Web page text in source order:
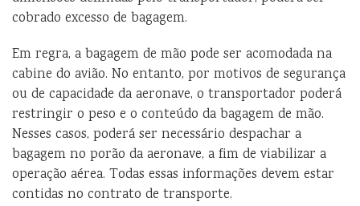
cobrado excesso de bagagem.
Em regra, a bagagem de mão pode ser acomodada na
cabine do avião. No entanto, por motivos de segurança
ou de capacidade da aeronave, o transportador poderá
restringir o peso e o conteúdo da bagagem de mão.
Nesses casos, poderá ser necessário despachar a
bagagem no porão da aeronave, a fim de viabilizar a
operação aérea. Todas essas informações devem estar
contidas no contrato de transporte.